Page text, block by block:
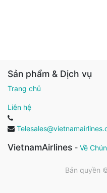
Sản phẩm & Dịch vụ
Trang chủ
Liên hệ
VietnamAirlines - Về
Bản quyền